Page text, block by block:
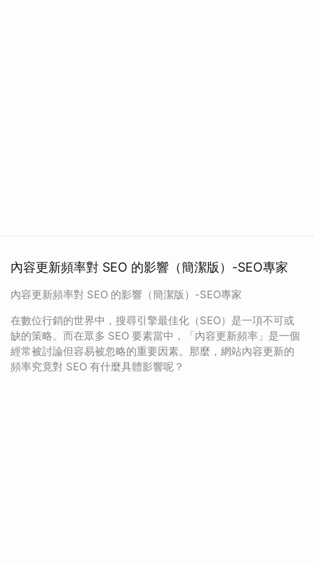
內容更新頻率對 SEO 的影響（簡潔版）-SEO專家
內容更新頻率對 SEO 的影響（簡潔版）-SEO專家
在數位行銷的世界中，搜尋引擎最佳化（SEO）是一項不可或
缺的策略。而在眾多 SEO 要素當中，「內容更新頻率」是一個
經常被討論但容易被忽略的重要因素。那麼，網站內容更新的
頻率究竟對 SEO 有什麼具體影響呢？